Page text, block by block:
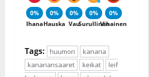
0%
Ihana
0%
Hauska
0%
Vau
0%
Surullinen
0%
Vihainen
Tags: huumori
kanaria
kanariansaaret
keikat
leif